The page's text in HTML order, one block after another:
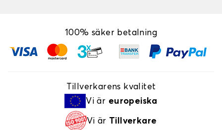
100% säker betalning
Tillverkarens kvalitet
Vi är europeiska
Vi är Tillverkare